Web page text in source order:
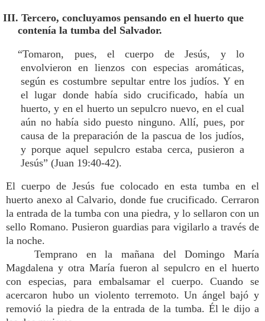
III. Tercero, concluyamos pensando en el huerto que
contenía la tumba del Salvador.
“Tomaron, pues, el cuerpo de Jesús, y lo
envolvieron en lienzos con especias aromáticas,
según es costumbre sepultar entre los judíos. Y en
el lugar donde había sido crucificado, había un
huerto, y en el huerto un sepulcro nuevo, en el cual
aún no había sido puesto ninguno. Allí, pues, por
causa de la preparación de la pascua de los judíos,
y porque aquel sepulcro estaba cerca, pusieron a
Jesús” (Juan 19:40-42).
El cuerpo de Jesús fue colocado en esta tumba en el
huerto anexo al Calvario, donde fue crucificado. Cerraron
la entrada de la tumba con una piedra, y lo sellaron con un
sello Romano. Pusieron guardias para vigilarlo a través de
la noche.
Temprano en la mañana del Domingo María
Magdalena y otra María fueron al sepulcro en el huerto
con especias, para embalsamar el cuerpo. Cuando se
acercaron hubo un violento terremoto. Un ángel bajó y
removió la piedra de la entrada de la tumba. Él le dijo a